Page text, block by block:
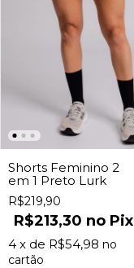
Shorts Feminino 2
em 1 Preto Lurk
R$219,90
R$213,30 Pix
4 x de R$54,98